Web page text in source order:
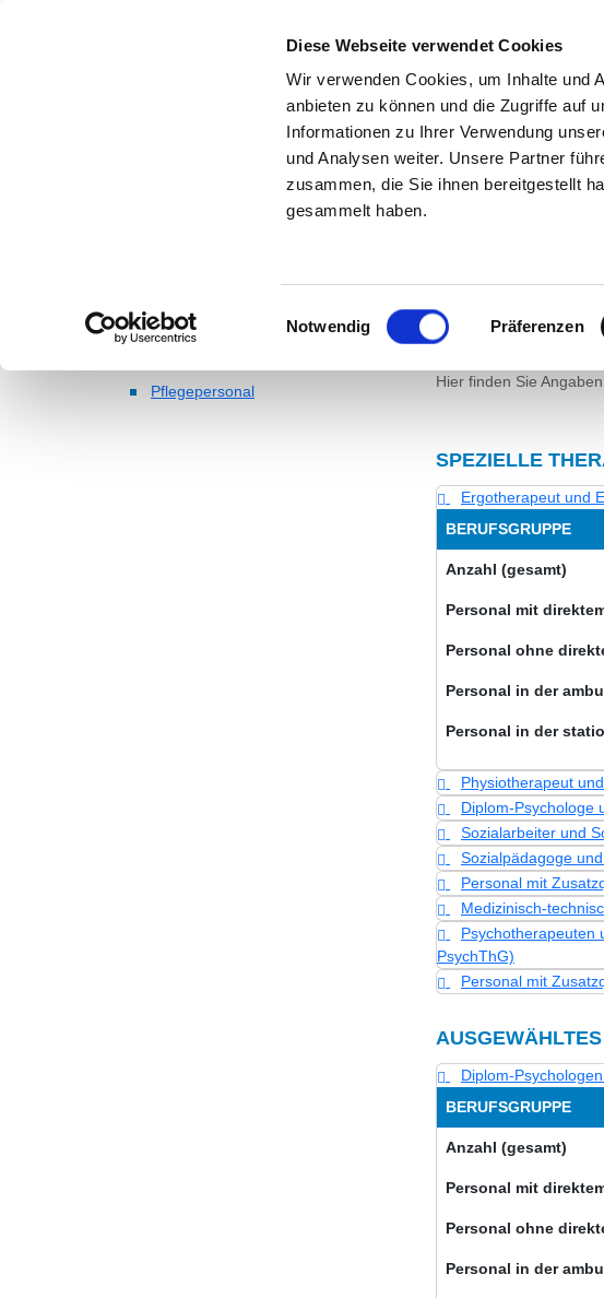
Diese Webseite verwendet Cookies
Wir verwenden Cookies, um Inhalte und
anbieten zu können und die Zugriffe auf
Informationen zu Ihrer Verwendung
und Analysen weiter. Unsere Partner
zusammen, die Sie ihnen bereitgestellt
gesammelt haben.
Einwilligungsauswahl
Notwendig Präferenzen
SUCHEN
IHRE MEINUNG
Zur Krankenhaus-Startseite
Passend dazu:
Pflegepersonal
Hier finden Sie
SPEZIELLE
Ergotherapeut und
BERUFSGRUPPE
Anzahl (gesamt)
Personal mit
Personal ohne
Personal in der
Personal in der
Physiotherapeut
Diplom-Psychologe
Sozialarbeiter und
Sozialpädagoge
Personal mit
Medizinisch-
Psychotherapeuten
PsychThG)
Personal mit
Diplom-
BERUFSGRUPPE
Anzahl (gesamt)
Personal mit
Personal ohne
Personal in der